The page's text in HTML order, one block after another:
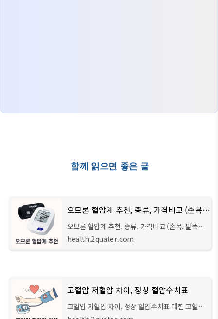
함께 읽으면 좋은 글
오므론 혈압계 추천, 종류, 가격비교 (손목, 팔뚝, 자동식)
오므론 혈압계 추천, 종류, 가격비교 (손목, 팔뚝,
자동식) 안녕하세요 주선생입니다. 어느덧 국내 고
혈압 환자수가 1300만 명이 넘어가면서 현재는 성
health.2quater.com
고혈압 저혈압 차이, 정상 혈압수치표
고혈압 저혈압 차이, 정상 혈압수치표 대한 고혈압
학회에서 발표한 내용에 따르면 2021년도를 기준